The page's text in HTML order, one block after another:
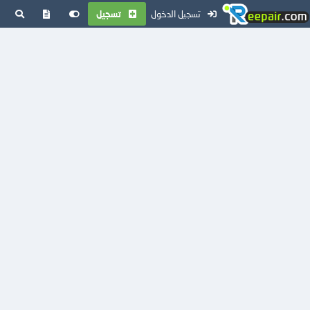
تسجيل الدخول تسجيل